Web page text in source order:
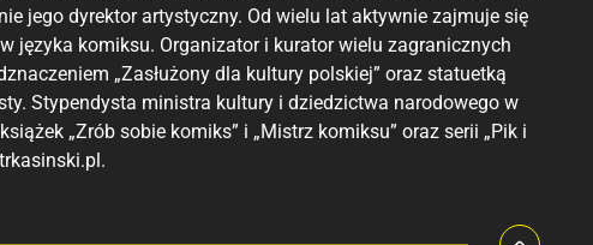
jego dyrektor artystyczny. Od wielu lat aktywnie zajmuje się
języka komiksu. Organizator i kurator wielu zagranicznych
„Zasłużony dla kultury polskiej” oraz statuetką
Stypendysta ministra kultury i dziedzictwa narodowego w
„Zrób sobie komiks” i „Mistrz komiksu” oraz serii „Pik i